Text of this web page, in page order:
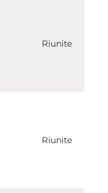
Riunite
Riunite